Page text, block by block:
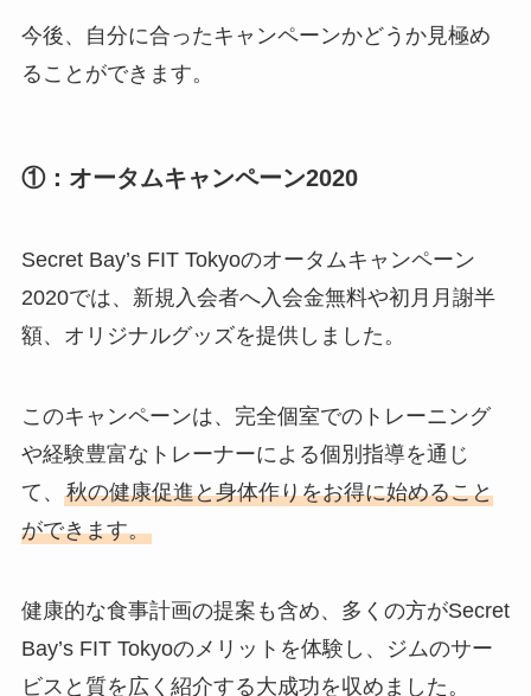
今後、自分に合ったキャンペーンかどうか見極め
ることができます。
①：オータムキャンペーン2020
Secret Bay’s FIT Tokyoのオータムキャンペーン
2020では、新規入会者へ入会金無料や初月月謝半
額、オリジナルグッズを提供しました。
このキャンペーンは、完全個室でのトレーニング
や経験豊富なトレーナーによる個別指導を通じ
て、 秋の健康促進と身体作りをお得に始めること
ができます。
健康的な食事計画の提案も含め、多くの方がSecret
Bay’s FIT Tokyoのメリットを体験し、ジムのサー
ビスと質を広く紹介する大成功を収めました。